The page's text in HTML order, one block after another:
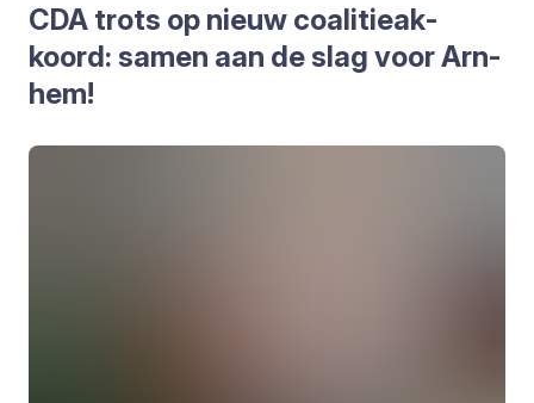
CDA trots op nieuw coa­li­tie­ak­
koord: samen aan de slag voor Arn­
hem!